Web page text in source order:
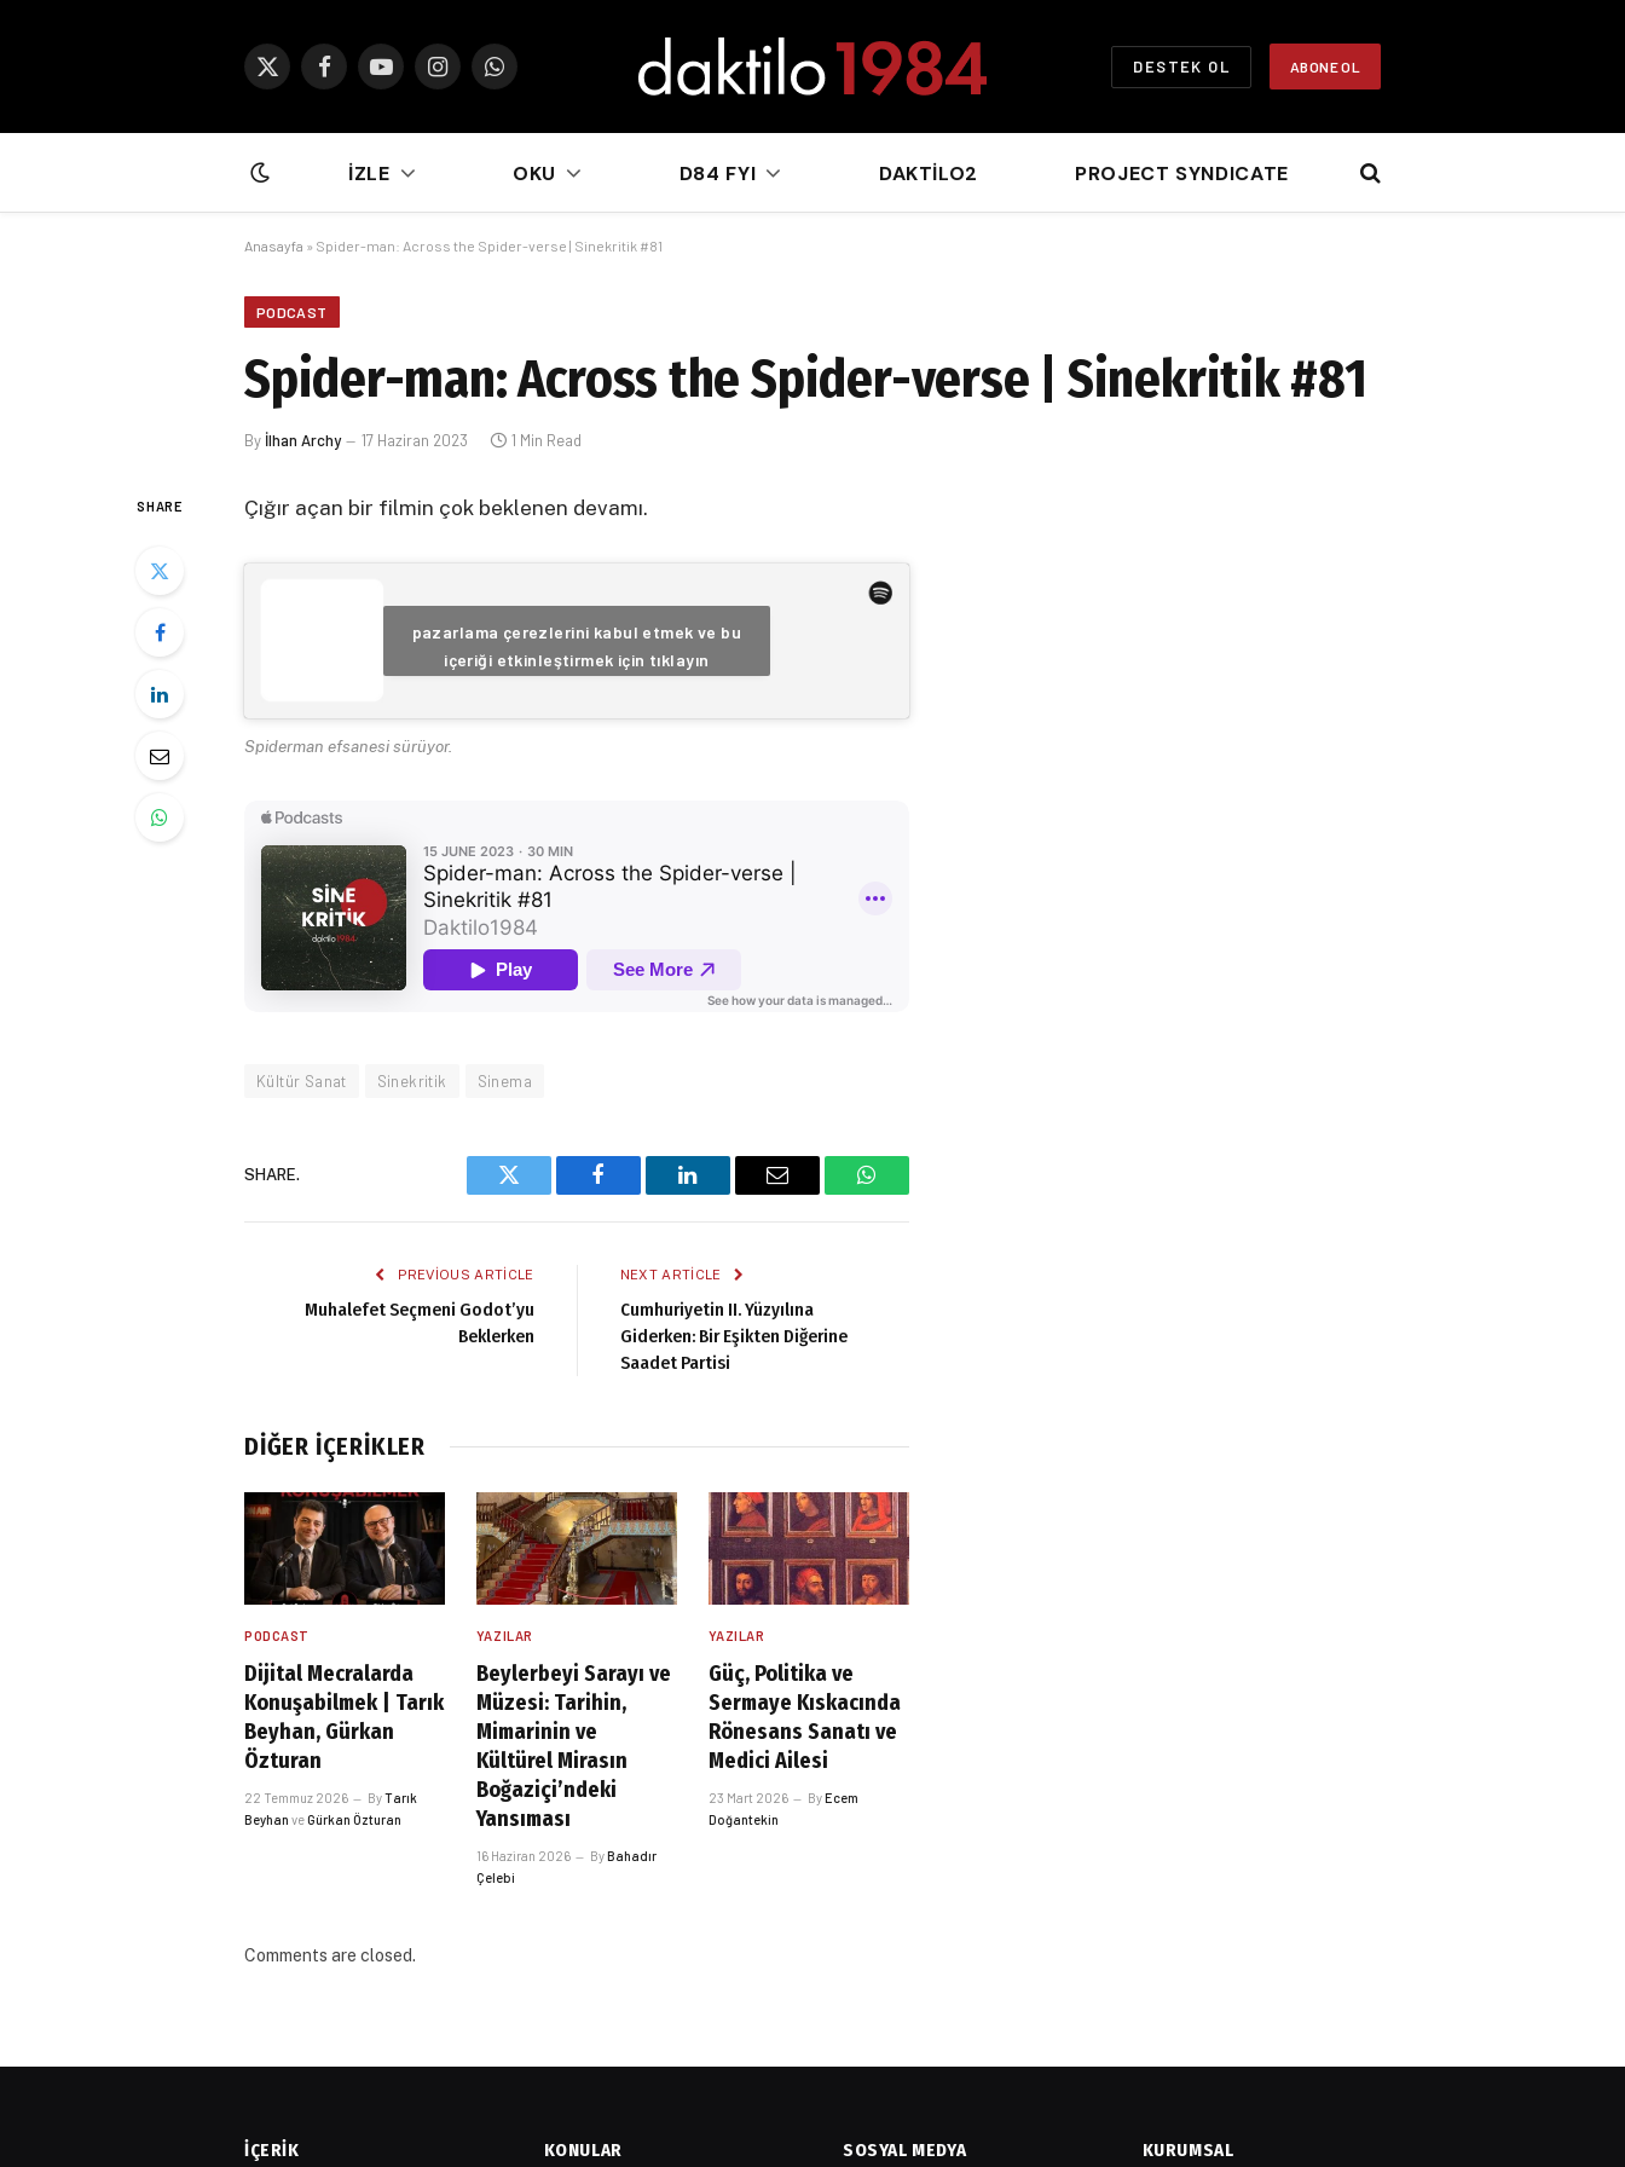
X
FacebookYouTubeInstagramWhatsApp
DESTEK OL ABONE OL
İZLE OKU D84 FYI DAKTILO2 PROJECT SYNDICATE
Anasayfa » Spider-man: Across the Spider-verse | Sinekritik #81
PODCAST
Spider-man: Across the Spider-verse | Sinekritik #81
By İlhan Archy 17 Haziran 2023 1 Min Read
SHARE Çığır açan bir filmin çok beklenen devamı.
pazarlama çerezlerini kabul etmek ve bu
içeriği etkinleştirmek için tıklayın
Spiderman efsanesi sürüyor.
Kültür Sanat Sinekritik Sinema
SHARE.
Twitter Facebook LinkedIn Email WhatsApp
PREVIOUS ARTICLE
Muhalefet Seçmeni Godot’yu
Beklerken
NEXT ARTICLE
Cumhuriyetin II. Yüzyılına
Giderken: Bir Eşikten Diğerine
Saadet Partisi
DIĞER İÇERIKLER
PODCAST
Dijital Mecralarda
Konuşabilmek | Tarık
Beyhan, Gürkan
Özturan
22 Temmuz 2026 ByTarık
Beyhan veGürkan Özturan
YAZILAR
Beylerbeyi Sarayı ve
Müzesi: Tarihin,
Mimarinin ve
Kültürel Mirasın
Boğaziçi’ndeki
Yansıması
16 Haziran 2026 ByBahadır
Çelebi
YAZILAR
Güç, Politika ve
Sermaye Kıskacında
Rönesans Sanatı ve
Medici Ailesi
23 Mart 2026 ByEcem
Doğantekin
Comments are closed.
İÇERIK KONULAR SOSYAL MEDYA KURUMSAL